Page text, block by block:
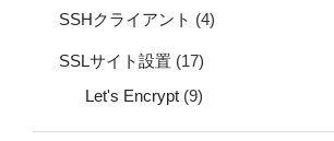
SSHクライアント (4)
SSLサイト設置 (17)
Let's Encrypt (9)